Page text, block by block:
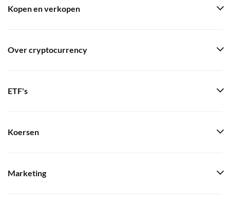
Kopen en verkopen
Over cryptocurrency
ETF's
Koersen
Marketing